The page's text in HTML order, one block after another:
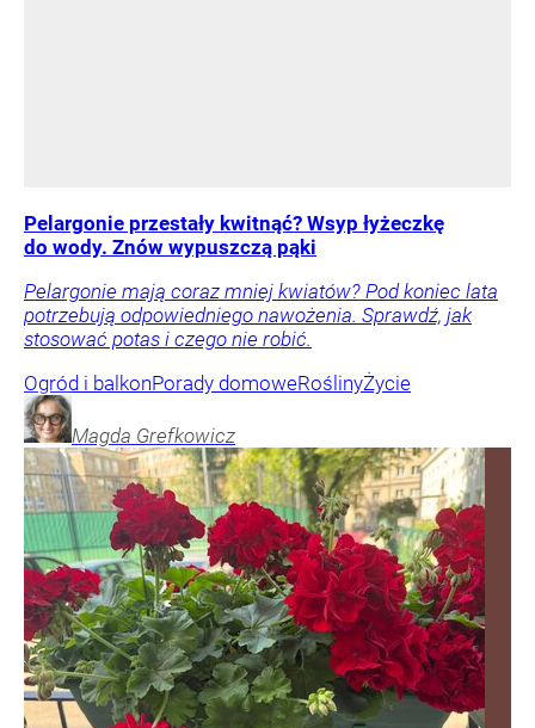
Pelargonie przestały kwitnąć? Wsyp łyżeczkę
do wody. Znów wypuszczą pąki
Pelargonie mają coraz mniej kwiatów? Pod koniec lata
potrzebują odpowiedniego nawożenia. Sprawdź, jak
stosować potas i czego nie robić.
Ogród i balkonPorady domoweRoślinyŻycie
Magda Grefkowicz